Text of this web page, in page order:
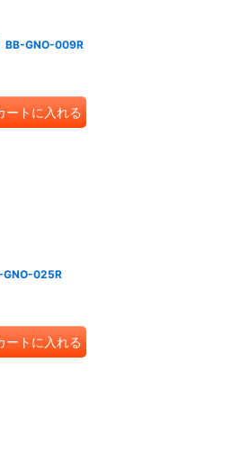
BB-GNO-009R
ートに入れる
GNO-025R
ートに入れる